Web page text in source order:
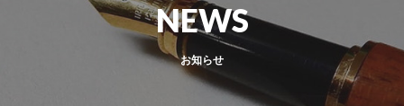
NEWS
お知らせ